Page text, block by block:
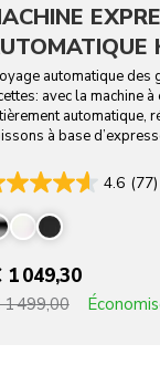
automatique des
avec la machine
automatique,
à base
4.6 (77)
1 049,30
1 499,00